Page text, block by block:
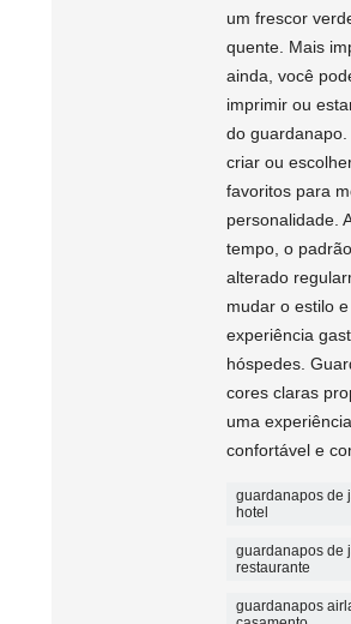
um frescor
quente. Mais
ainda, você
imprimir ou
do
criar ou
favoritos para
personalidade.
tempo, o
alterado
mudar o estilo
experiência
hóspedes.
cores claras
uma
confortável e
guardanapos de
hotel
guardanapos de
restaurante
guardanapos